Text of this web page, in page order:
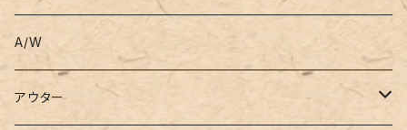
A/W
アウター